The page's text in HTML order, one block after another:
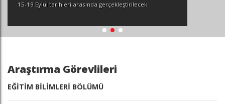
15-19 Eylül tarihleri arasında gerçekleştirilecek.
Araştırma Görevlileri
EĞİTİM BİLİMLERİ BÖLÜMÜ